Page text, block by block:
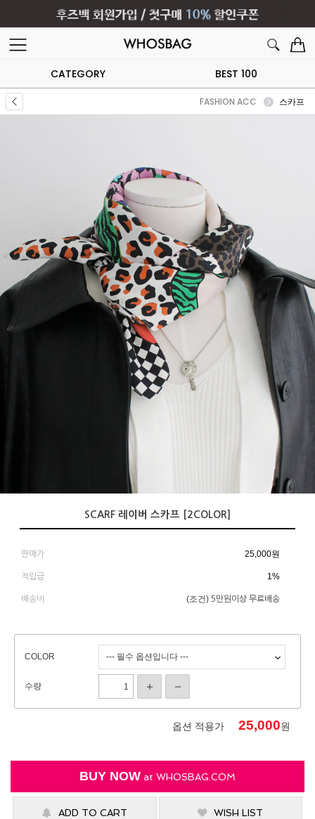
CATEGORY BEST 100
FASHION ACC 스카프
SCARF 레이버 스카프 [2COLOR]
판매가 25,000원
적립금 1%
배송비 (조건) 5만원이상 무료배송
COLOR
수량
옵션 적용가 25,000원
BUY NOW at WHOSBAG.COM
ADD TO CART WISH LIST